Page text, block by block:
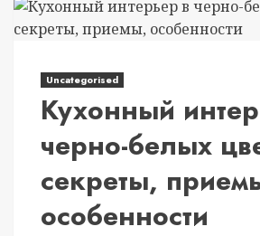
Uncategorised
Кухонный
черно-белых
секреты,
особенности